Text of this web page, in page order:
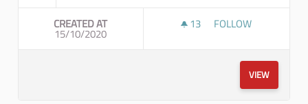
CREATED AT
15/10/2020
13 13 FOLLOWERS
FOLLOW
VIEW